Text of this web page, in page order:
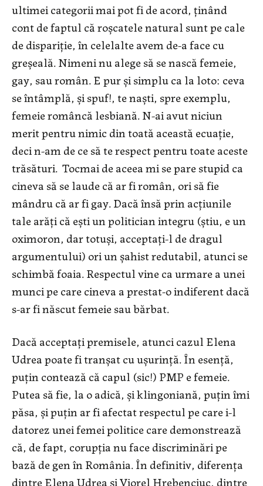
ultimei categorii mai pot fi de acord, ținând
cont de faptul că roșcatele natural sunt pe cale
de dispariție, în celelalte avem de-a face cu
greșeală. Nimeni nu alege să se nască femeie,
gay, sau român. E pur și simplu ca la loto: ceva
se întâmplă, și spuf!, te naști, spre exemplu,
femeie româncă lesbiană. N-ai avut niciun
merit pentru nimic din toată această ecuație,
deci n-am de ce să te respect pentru toate aceste
trăsături. Tocmai de aceea mi se pare stupid ca
cineva să se laude că ar fi român, ori să fie
mândru că ar fi gay. Dacă însă prin acțiunile
tale arăți că ești un politician integru (știu, e un
oximoron, dar totuși, acceptați-l de dragul
argumentului) ori un șahist redutabil, atunci se
schimbă foaia. Respectul vine ca urmare a unei
munci pe care cineva a prestat-o indiferent dacă
s-ar fi născut femeie sau bărbat.
Dacă acceptați premisele, atunci cazul Elena
Udrea poate fi tranșat cu ușurință. În esență,
puțin contează că capul (sic!) PMP e femeie.
Putea să fie, la o adică, și klingoniană, puțin îmi
păsa, și puțin ar fi afectat respectul pe care i-l
datorez unei femei politice care demonstrează
că, de fapt, corupția nu face discriminări pe
bază de gen în România. În definitiv, diferența
dintre Elena Udrea și Viorel Hrebenciuc, dintre